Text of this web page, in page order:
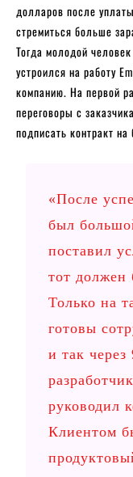
долларов после
стремиться больше
Тогда молодой
устроился на работу
компанию. На первой
переговоры с
подписать контракт
«После
был
поставил
тот должен
Только на
готовы
и так
руководил
Клиентом